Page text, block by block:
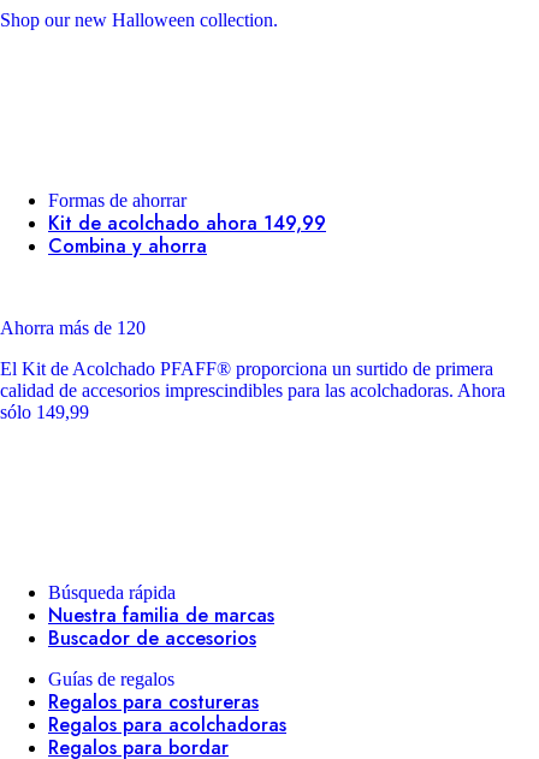
Shop our new Halloween collection.
Formas de ahorrar
Kit de acolchado ahora 149,99
Combina y ahorra
Ahorra más de 120
El Kit de Acolchado PFAFF® proporciona un surtido de primera
calidad de accesorios imprescindibles para las acolchadoras. Ahora
sólo 149,99
Búsqueda rápida
Nuestra familia de marcas
Buscador de accesorios
Guías de regalos
Regalos para costureras
Regalos para acolchadoras
Regalos para bordar